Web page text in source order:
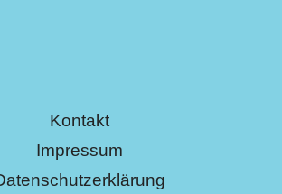
Kontakt
Impressum